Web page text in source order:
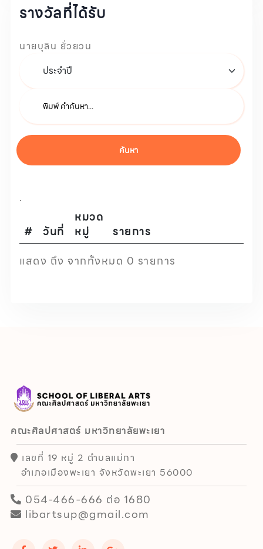
รางวัลที่ได้รับ
นายบุลิน ยั่วยวน
ค้นหา
.
#
วันที่
หมวด
หมู่
รายการ
แสดง ถึง จากทั้งหมด 0 รายการ
คณะศิลปศาสตร์ มหาวิทยาลัยพะเยา
เลขที่ 19 หมู่ 2 ตำบลแม่กา
อำเภอเมืองพะเยา จังหวัดพะเยา 56000
054-466-666 ต่อ 1680
libartsup@gmail.com